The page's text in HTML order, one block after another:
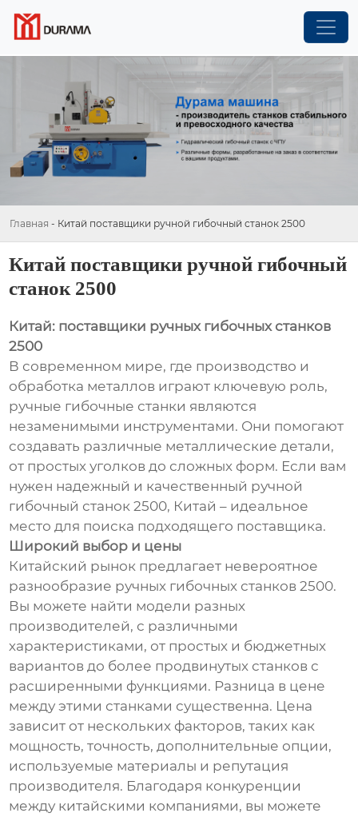
Главная - Китай поставщики ручной гибочный станок 2500
Китай поставщики ручной гибочный
станок 2500
Китай: поставщики ручных гибочных станков
2500
В современном мире, где производство и
обработка металлов играют ключевую роль,
ручные гибочные станки являются
незаменимыми инструментами. Они помогают
создавать различные металлические детали,
от простых уголков до сложных форм. Если вам
нужен надежный и качественный ручной
гибочный станок 2500, Китай – идеальное
место для поиска подходящего поставщика.
Широкий выбор и цены
Китайский рынок предлагает невероятное
разнообразие ручных гибочных станков 2500.
Вы можете найти модели разных
производителей, с различными
характеристиками, от простых и бюджетных
вариантов до более продвинутых станков с
расширенными функциями. Разница в цене
между этими станками существенна. Цена
зависит от нескольких факторов, таких как
мощность, точность, дополнительные опции,
используемые материалы и репутация
производителя. Благодаря конкуренции
между китайскими компаниями, вы можете